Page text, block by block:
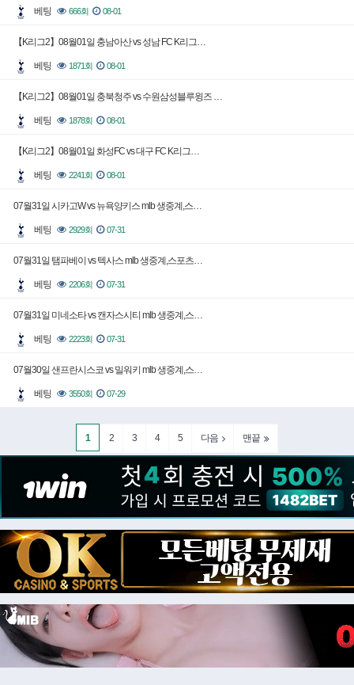
베팅 666회 08-01
【K리그2】08월01일 충남아산 vs 성남 FC K리그…
베팅 1871회 08-01
【K리그2】08월01일 충북청주 vs 수원삼성블루윙즈 …
베팅 1878회 08-01
【K리그2】08월01일 화성FC vs 대구 FC K리그…
베팅 2241회 08-01
07월31일 시카고W vs 뉴욕양키스 mlb 생중계,스…
베팅 2929회 07-31
07월31일 탬파베이 vs 텍사스 mlb 생중계,스포츠…
베팅 2206회 07-31
07월31일 미네소타 vs 캔자스시티 mlb 생중계,스…
베팅 2223회 07-31
07월30일 샌프란시스코 vs 밀워키 mlb 생중계,스…
베팅 3550회 07-29
1 2 3 4 5 다음 맨끝